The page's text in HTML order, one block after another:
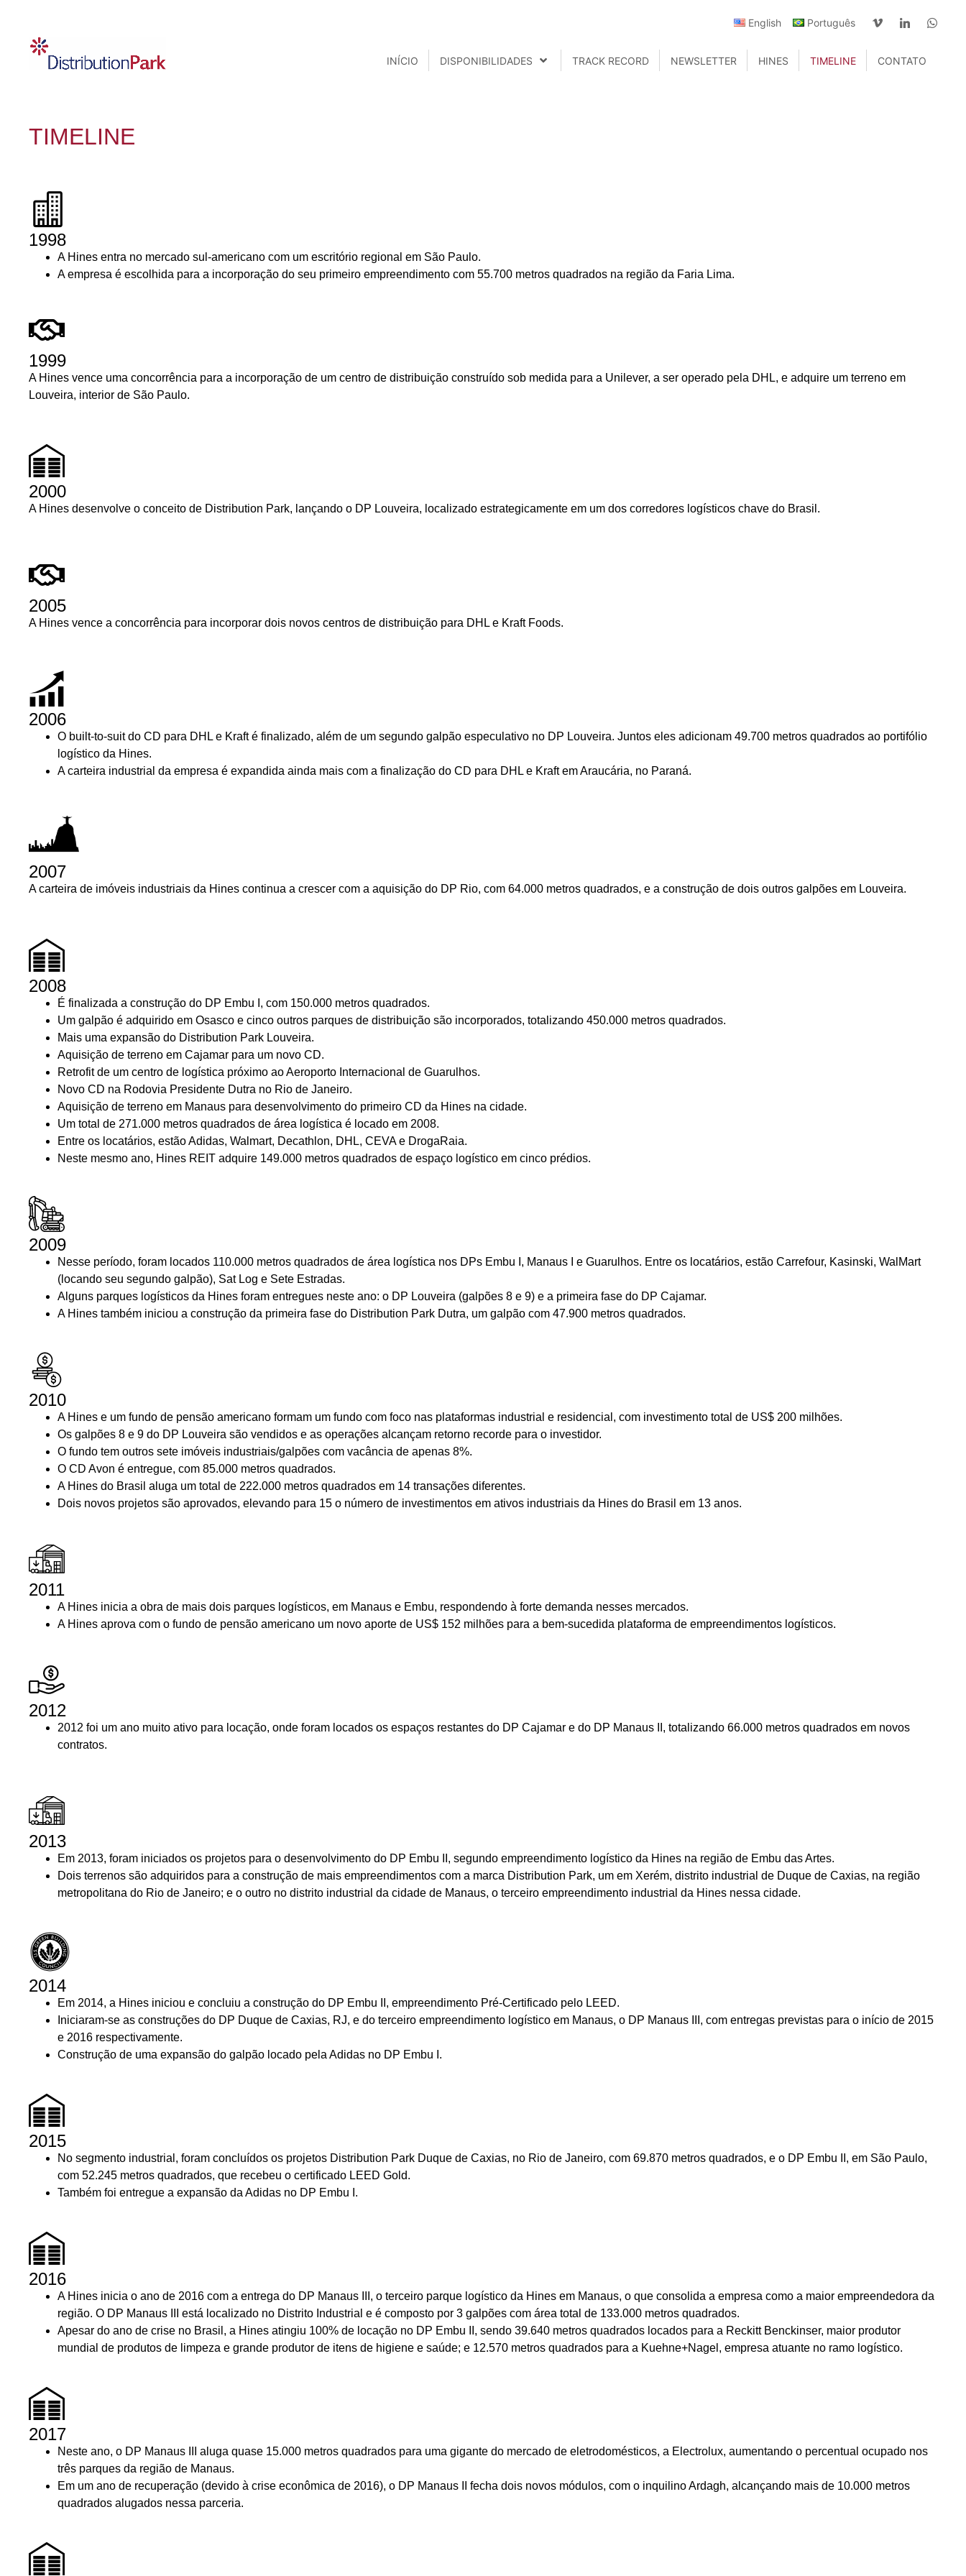
English Português
INÍCIO DISPONIBILIDADES TRACK RECORD NEWSLETTER HINES TIMELINE CONTATO
TIMELINE
1998
A Hines entra no mercado sul-americano com um escritório regional em São Paulo.
A empresa é escolhida para a incorporação do seu primeiro empreendimento com 55.700 metros quadrados na região da Faria Lima.
1999
A Hines vence uma concorrência para a incorporação de um centro de distribuição construído sob medida para a Unilever, a ser operado pela DHL, e adquire um terreno em
Louveira, interior de São Paulo.
2000
A Hines desenvolve o conceito de Distribution Park, lançando o DP Louveira, localizado estrategicamente em um dos corredores logísticos chave do Brasil.
2005
A Hines vence a concorrência para incorporar dois novos centros de distribuição para DHL e Kraft Foods.
2006
O built-to-suit do CD para DHL e Kraft é finalizado, além de um segundo galpão especulativo no DP Louveira. Juntos eles adicionam 49.700 metros quadrados ao portifólio
logístico da Hines.
A carteira industrial da empresa é expandida ainda mais com a finalização do CD para DHL e Kraft em Araucária, no Paraná.
2007
A carteira de imóveis industriais da Hines continua a crescer com a aquisição do DP Rio, com 64.000 metros quadrados, e a construção de dois outros galpões em Louveira.
2008
É finalizada a construção do DP Embu I, com 150.000 metros quadrados.
Um galpão é adquirido em Osasco e cinco outros parques de distribuição são incorporados, totalizando 450.000 metros quadrados.
Mais uma expansão do Distribution Park Louveira.
Aquisição de terreno em Cajamar para um novo CD.
Retrofit de um centro de logística próximo ao Aeroporto Internacional de Guarulhos.
Novo CD na Rodovia Presidente Dutra no Rio de Janeiro.
Aquisição de terreno em Manaus para desenvolvimento do primeiro CD da Hines na cidade.
Um total de 271.000 metros quadrados de área logística é locado em 2008.
Entre os locatários, estão Adidas, Walmart, Decathlon, DHL, CEVA e DrogaRaia.
Neste mesmo ano, Hines REIT adquire 149.000 metros quadrados de espaço logístico em cinco prédios.
2009
Nesse período, foram locados 110.000 metros quadrados de área logística nos DPs Embu I, Manaus I e Guarulhos. Entre os locatários, estão Carrefour, Kasinski, WalMart
(locando seu segundo galpão), Sat Log e Sete Estradas.
Alguns parques logísticos da Hines foram entregues neste ano: o DP Louveira (galpões 8 e 9) e a primeira fase do DP Cajamar.
A Hines também iniciou a construção da primeira fase do Distribution Park Dutra, um galpão com 47.900 metros quadrados.
2010
A Hines e um fundo de pensão americano formam um fundo com foco nas plataformas industrial e residencial, com investimento total de US$ 200 milhões.
Os galpões 8 e 9 do DP Louveira são vendidos e as operações alcançam retorno recorde para o investidor.
O fundo tem outros sete imóveis industriais/galpões com vacância de apenas 8%.
O CD Avon é entregue, com 85.000 metros quadrados.
A Hines do Brasil aluga um total de 222.000 metros quadrados em 14 transações diferentes.
Dois novos projetos são aprovados, elevando para 15 o número de investimentos em ativos industriais da Hines do Brasil em 13 anos.
2011
A Hines inicia a obra de mais dois parques logísticos, em Manaus e Embu, respondendo à forte demanda nesses mercados.
A Hines aprova com o fundo de pensão americano um novo aporte de US$ 152 milhões para a bem-sucedida plataforma de empreendimentos logísticos.
2012
2012 foi um ano muito ativo para locação, onde foram locados os espaços restantes do DP Cajamar e do DP Manaus II, totalizando 66.000 metros quadrados em novos
contratos.
2013
Em 2013, foram iniciados os projetos para o desenvolvimento do DP Embu II, segundo empreendimento logístico da Hines na região de Embu das Artes.
Dois terrenos são adquiridos para a construção de mais empreendimentos com a marca Distribution Park, um em Xerém, distrito industrial de Duque de Caxias, na região
metropolitana do Rio de Janeiro; e o outro no distrito industrial da cidade de Manaus, o terceiro empreendimento industrial da Hines nessa cidade.
2014
Em 2014, a Hines iniciou e concluiu a construção do DP Embu II, empreendimento Pré-Certificado pelo LEED.
Iniciaram-se as construções do DP Duque de Caxias, RJ, e do terceiro empreendimento logístico em Manaus, o DP Manaus III, com entregas previstas para o início de 2015
e 2016 respectivamente.
Construção de uma expansão do galpão locado pela Adidas no DP Embu I.
2015
No segmento industrial, foram concluídos os projetos Distribution Park Duque de Caxias, no Rio de Janeiro, com 69.870 metros quadrados, e o DP Embu II, em São Paulo,
com 52.245 metros quadrados, que recebeu o certificado LEED Gold.
Também foi entregue a expansão da Adidas no DP Embu I.
2016
A Hines inicia o ano de 2016 com a entrega do DP Manaus III, o terceiro parque logístico da Hines em Manaus, o que consolida a empresa como a maior empreendedora da
região. O DP Manaus III está localizado no Distrito Industrial e é composto por 3 galpões com área total de 133.000 metros quadrados.
Apesar do ano de crise no Brasil, a Hines atingiu 100% de locação no DP Embu II, sendo 39.640 metros quadrados locados para a Reckitt Benckinser, maior produtor
mundial de produtos de limpeza e grande produtor de itens de higiene e saúde; e 12.570 metros quadrados para a Kuehne+Nagel, empresa atuante no ramo logístico.
2017
Neste ano, o DP Manaus III aluga quase 15.000 metros quadrados para uma gigante do mercado de eletrodomésticos, a Electrolux, aumentando o percentual ocupado nos
três parques da região de Manaus.
Em um ano de recuperação (devido à crise econômica de 2016), o DP Manaus II fecha dois novos módulos, com o inquilino Ardagh, alcançando mais de 10.000 metros
quadrados alugados nessa parceria.